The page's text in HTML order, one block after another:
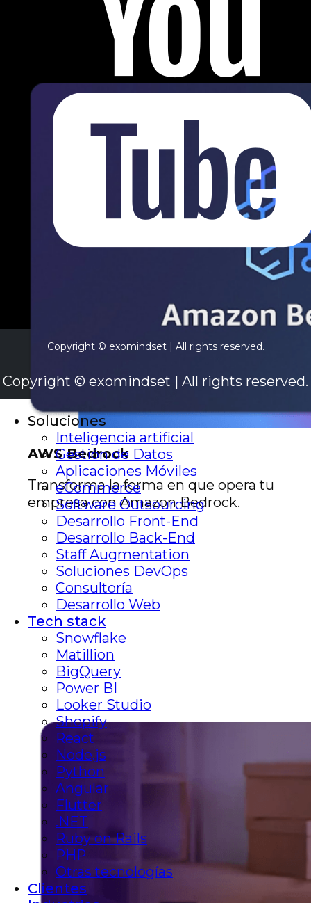
AWS Bedrock
Transforma la forma en que opera tu
empresa con Amazon Bedrock.
Copyright © exomindset | All rights reserved.
Copyright © exomindset | All rights reserved.
Soluciones
Inteligencia artificial
Gestión de Datos
Aplicaciones Móviles
eCommerce
Software Outsourcing
Desarrollo Front-End
Desarrollo Back-End
Staff Augmentation
Soluciones DevOps
Consultoría
Desarrollo Web
Tech stack
Snowflake
Matillion
BigQuery
Power BI
Looker Studio
Shopify
React
Node.js
Python
Angular
Flutter
.NET
Ruby on Rails
PHP
Otras tecnologías
Clientes